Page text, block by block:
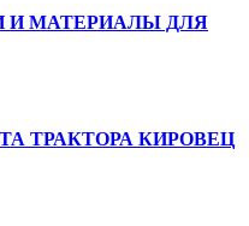
И МАТЕРИАЛЫ ДЛЯ
ТРАКТОРА КИРОВЕЦ